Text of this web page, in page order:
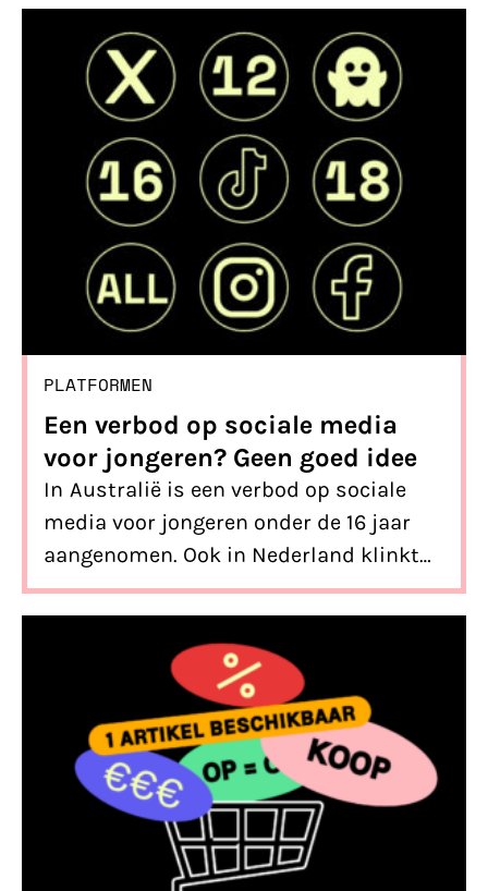
offline wereld en een uitbreiding van de
politieke macht van techgiganten als
Meta. Een gevaarlijke ontwikkeling.
PLATFORMEN
Een verbod op sociale media
voor jongeren? Geen goed idee
In Australië is een verbod op sociale
media voor jongeren onder de 16 jaar
aangenomen. Ook in Nederland klinkt
de oproep tot een leeftijdsgrens steeds
luider. Maar lost zo’n maatregel de
problemen écht op? Wij denken van